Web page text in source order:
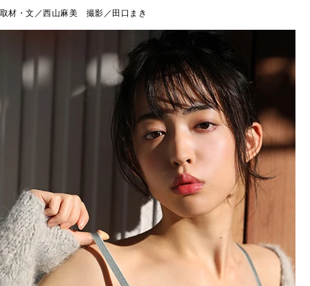
取材・文／西山麻美 撮影／田口まき